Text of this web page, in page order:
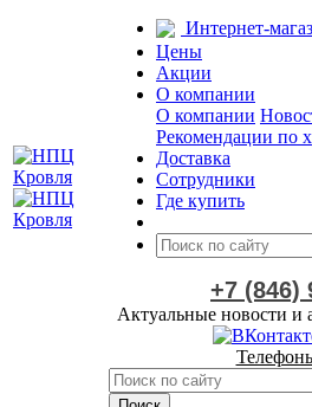
Интернет-
Цены
Акции
О компании
О компании
Рекомендации по
Доставка
Сотрудники
Где купить
+7 (846)
Актуальные новости и